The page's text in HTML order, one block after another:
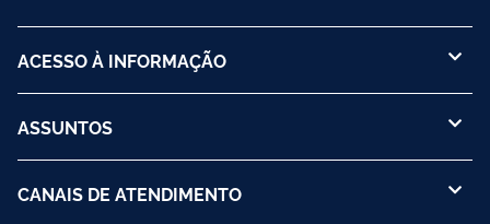
ACESSO À INFORMAÇÃO
ASSUNTOS
CANAIS DE ATENDIMENTO